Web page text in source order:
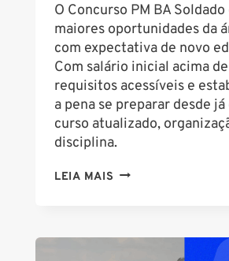
O Concurso PM BA Soldado
maiores oportunidades da
com expectativa de novo
Com salário inicial acima
requisitos acessíveis e
a pena se preparar desde
curso atualizado,
disciplina.
LEIA MAIS CONCURSO